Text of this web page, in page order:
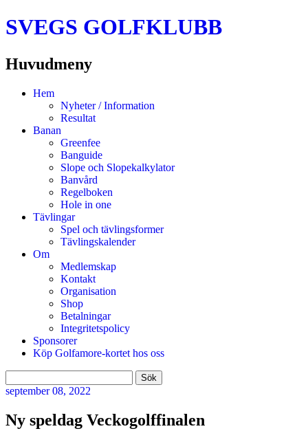
SVEGS GOLFKLUBB
Huvudmeny
HoppaHem
Nyheter / Information
Resultat
Banan
Greenfee
Banguide
Slope och Slopekalkylator
Banvård
Regelboken
Hole in one
Tävlingar
Spel och tävlingsformer
Tävlingskalender
Om
Medlemskap
Kontakt
Organisation
Shop
Betalningar
Integritetspolicy
Sponsorer
Köp Golfamore-kortet hos oss
efter:
september08, 2022
Ny speldag Veckogolffinalen